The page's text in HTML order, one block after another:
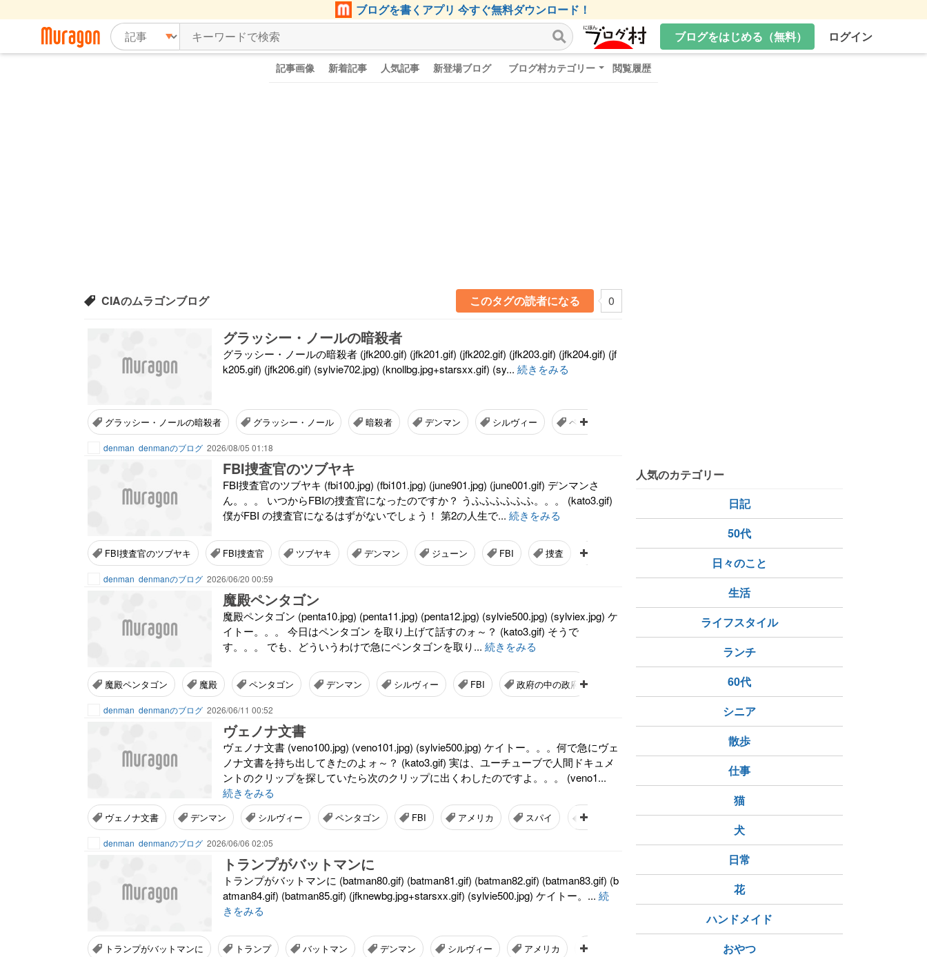
ブログを書くアプリ 今すぐ無料ダウンロード！
ブログをはじめる（無料）
ログイン
記事画像 新着記事 人気記事 新登場ブログ ブログ村カテゴリー 閲覧履歴
CIAのムラゴンブログ このタグの読者になる 0
グラッシー・ノールの暗殺者
グラッシー・ノールの暗殺者 (jfk200.gif) (jfk201.gif) (jfk202.gif) (jfk203.gif) (jfk204.gif) (jf
k205.gif) (jfk206.gif) (sylvie702.jpg) (knollbg.jpg+starsxx.gif) (sy... 続きをみる
グラッシー・ノールの暗殺者 グラッシー・ノール 暗殺者 デンマン シルヴィー ペンタゴン
denman denmanのブログ 2026/08/05 01:18
FBI捜査官のツブヤキ
FBI捜査官のツブヤキ (fbi100.jpg) (fbi101.jpg) (june901.jpg) (june001.gif) デンマンさ
ん。。。 いつからFBIの捜査官になったのですか？ うふふふふふふ。。。 (kato3.gif)
僕がFBI の捜査官になるはずがないでしょう！ 第2の人生で... 続きをみる
FBI捜査官のツブヤキ FBI捜査官 ツブヤキ デンマン ジューン FBI 捜査 連邦
denman denmanのブログ 2026/06/20 00:59
魔殿ペンタゴン
魔殿ペンタゴン (penta10.jpg) (penta11.jpg) (penta12.jpg) (sylvie500.jpg) (sylviex.jpg) ケ
イトー。。。 今日はペンタゴン を取り上げて話すのォ～？ (kato3.gif) そうで
す。。。 でも、どういうわけで急にペンタゴンを取り... 続きをみる
魔殿ペンタゴン 魔殿 ペンタゴン デンマン シルヴィー FBI 政府の中の政府 カーチス・ルメイ
denman denmanのブログ 2026/06/11 00:52
ヴェノナ文書
ヴェノナ文書 (veno100.jpg) (veno101.jpg) (sylvie500.jpg) ケイトー。。。何で急にヴェ
ノナ文書を持ち出してきたのよォ～？ (kato3.gif) 実は、ユーチューブで人間ドキュメ
ントのクリップを探していたら次のクリップに出くわしたのですよ。。。 (veno1...
続きをみる
ヴェノナ文書 デンマン シルヴィー ペンタゴン FBI アメリカ スパイ ソ連 ロシア
denman denmanのブログ 2026/06/06 02:05
トランプがバットマンに
トランプがバットマンに (batman80.gif) (batman81.gif) (batman82.gif) (batman83.gif) (b
atman84.gif) (batman85.gif) (jfknewbg.jpg+starsxx.gif) (sylvie500.jpg) ケイトー。... 続
きをみる
トランプがバットマンに トランプ バットマン デンマン シルヴィー アメリカ
人気のカテゴリー
日記
50代
日々のこと
生活
ライフスタイル
ランチ
60代
シニア
散歩
仕事
猫
犬
日常
花
ハンドメイド
おやつ